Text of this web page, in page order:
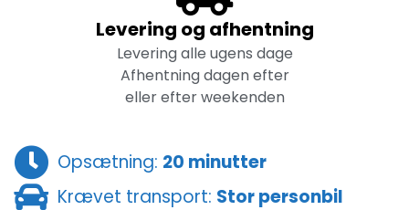
Levering og afhentning
Levering alle ugens dage
Afhentning dagen efter
eller efter weekenden
Opsætning: 20 minutter
Krævet transport: Stor personbil